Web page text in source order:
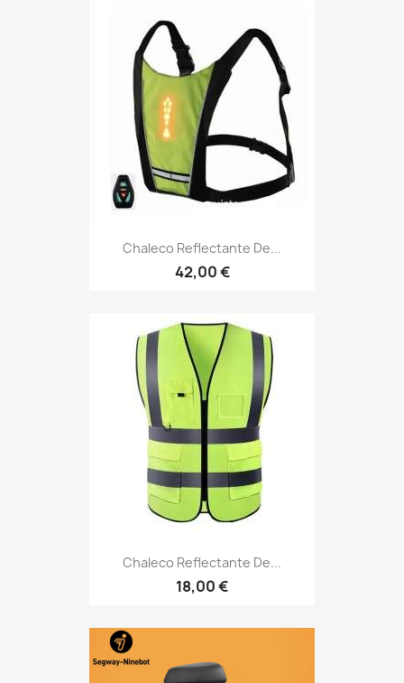
Chaleco Reflectante De...
42,00 €
Chaleco Reflectante De...
18,00 €